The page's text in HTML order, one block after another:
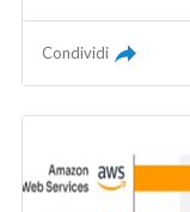
Condividi